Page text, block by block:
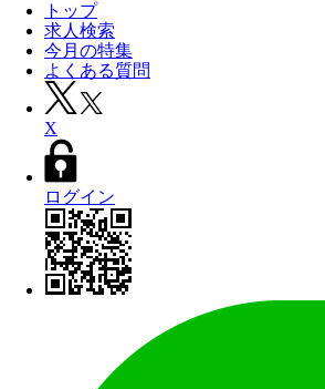
トップ
求人検索
今月の特集
よくある質問
X
ログイン